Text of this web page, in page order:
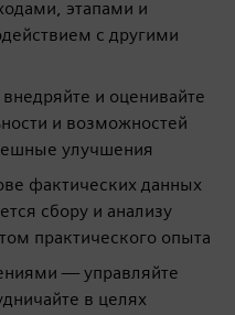
этапами и
с другими
и оценивайте
и возможностей
улучшения
фактических данных
сбору и анализу
практического опыта
— управляйте
в целях